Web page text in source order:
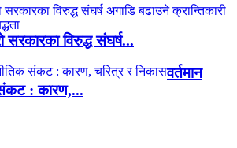
सरकारका विरुद्ध संघर्ष...
वर्तमान
: कारण,...